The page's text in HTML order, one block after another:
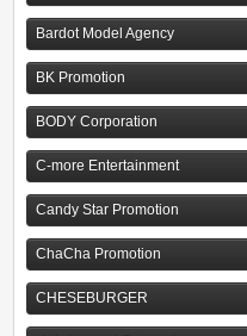
Bardot Model Agency
BK Promotion
BODY Corporation
C-more Entertainment
Candy Star Promotion
ChaCha Promotion
CHESEBURGER